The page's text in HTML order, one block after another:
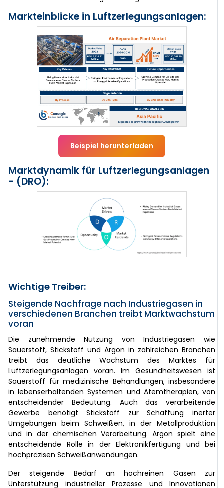
Markteinblicke in Luftzerlegungsanlagen:
Beispiel herunterladen
Marktdynamik für Luftzerlegungsanlagen
- (DRO):
Wichtige Treiber:
Steigende Nachfrage nach Industriegasen in
verschiedenen Branchen treibt Marktwachstum
voran
Die zunehmende Nutzung von Industriegasen wie
Sauerstoff, Stickstoff und Argon in zahlreichen Branchen
treibt das deutliche Wachstum des Marktes für
Luftzerlegungsanlagen voran. Im Gesundheitswesen ist
Sauerstoff für medizinische Behandlungen, insbesondere
in lebenserhaltenden Systemen und Atemtherapien, von
entscheidender Bedeutung. Auch das verarbeitende
Gewerbe benötigt Stickstoff zur Schaffung inerter
Umgebungen beim Schweißen, in der Metallproduktion
und in der chemischen Verarbeitung. Argon spielt eine
entscheidende Rolle in der Elektronikfertigung und bei
hochpräzisen Schweißanwendungen.
Der steigende Bedarf an hochreinen Gasen zur
Unterstützung industrieller Prozesse und Innovationen